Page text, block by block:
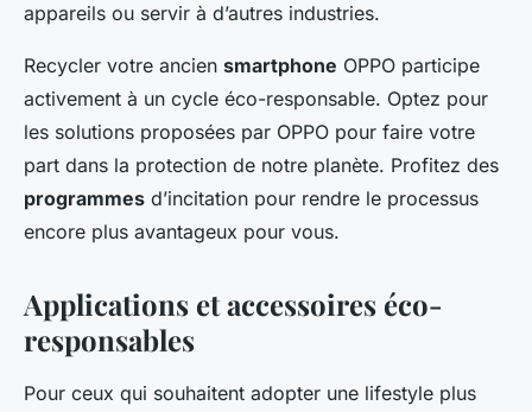
appareils ou servir à d’autres industries.
Recycler votre ancien smartphone OPPO participe
activement à un cycle éco-responsable. Optez pour
les solutions proposées par OPPO pour faire votre
part dans la protection de notre planète. Profitez des
programmes d’incitation pour rendre le processus
encore plus avantageux pour vous.
Applications et accessoires éco-
responsables
Pour ceux qui souhaitent adopter une lifestyle plus